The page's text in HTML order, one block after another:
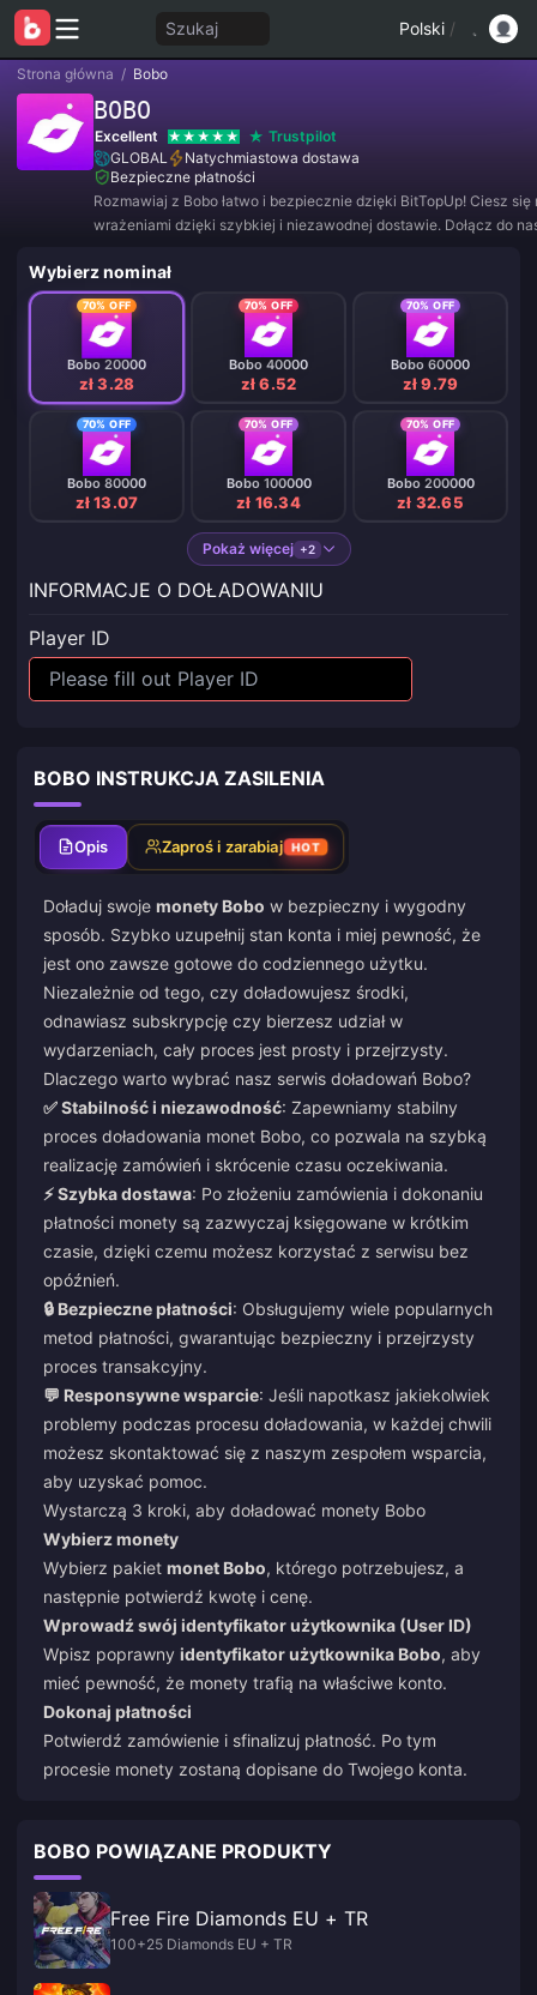
Szukaj Polski /
Strona główna / Bobo
BOBO
Excellent
Trustpilot
GLOBAL
Natychmiastowa dostawa
Bezpieczne płatności
Rozmawiaj z Bobo łatwo i bezpiecznie dzięki BitTopUp! Ciesz się
wrażeniami dzięki szybkiej i niezawodnej dostawie. Dołącz do
Wybierz nominał
70% OFF
Bobo 20000
zł 3.28
70% OFF
Bobo 40000
zł 6.52
70% OFF
Bobo 60000
zł 9.79
70% OFF
Bobo 80000
zł 13.07
70% OFF
Bobo 100000
zł 16.34
70% OFF
Bobo 200000
zł 32.65
Pokaż więcej +2
INFORMACJE O DOŁADOWANIU
Player ID
BOBO INSTRUKCJA ZASILENIA
Opis Zaproś i zarabiaj HOT
Doładuj swoje monety Bobo w bezpieczny i wygodny
sposób. Szybko uzupełnij stan konta i miej pewność, że
jest ono zawsze gotowe do codziennego użytku.
Niezależnie od tego, czy doładowujesz środki,
odnawiasz subskrypcję czy bierzesz udział w
wydarzeniach, cały proces jest prosty i przejrzysty.
Dlaczego warto wybrać nasz serwis doładowań Bobo?
✅ Stabilność i niezawodność: Zapewniamy stabilny
proces doładowania monet Bobo, co pozwala na szybką
realizację zamówień i skrócenie czasu oczekiwania.
⚡ Szybka dostawa: Po złożeniu zamówienia i dokonaniu
płatności monety są zazwyczaj księgowane w krótkim
czasie, dzięki czemu możesz korzystać z serwisu bez
opóźnień.
🔒 Bezpieczne płatności: Obsługujemy wiele popularnych
metod płatności, gwarantując bezpieczny i przejrzysty
proces transakcyjny.
💬 Responsywne wsparcie: Jeśli napotkasz jakiekolwiek
problemy podczas procesu doładowania, w każdej chwili
możesz skontaktować się z naszym zespołem wsparcia,
aby uzyskać pomoc.
Wystarczą 3 kroki, aby doładować monety Bobo
Wybierz monety
Wybierz pakiet monet Bobo, którego potrzebujesz, a
następnie potwierdź kwotę i cenę.
Wprowadź swój identyfikator użytkownika (User ID)
Wpisz poprawny identyfikator użytkownika Bobo, aby
mieć pewność, że monety trafią na właściwe konto.
Dokonaj płatności
Potwierdź zamówienie i sfinalizuj płatność. Po tym
procesie monety zostaną dopisane do Twojego konta.
BOBO POWIĄZANE PRODUKTY
Free Fire Diamonds EU + TR
100+25 Diamonds EU + TR